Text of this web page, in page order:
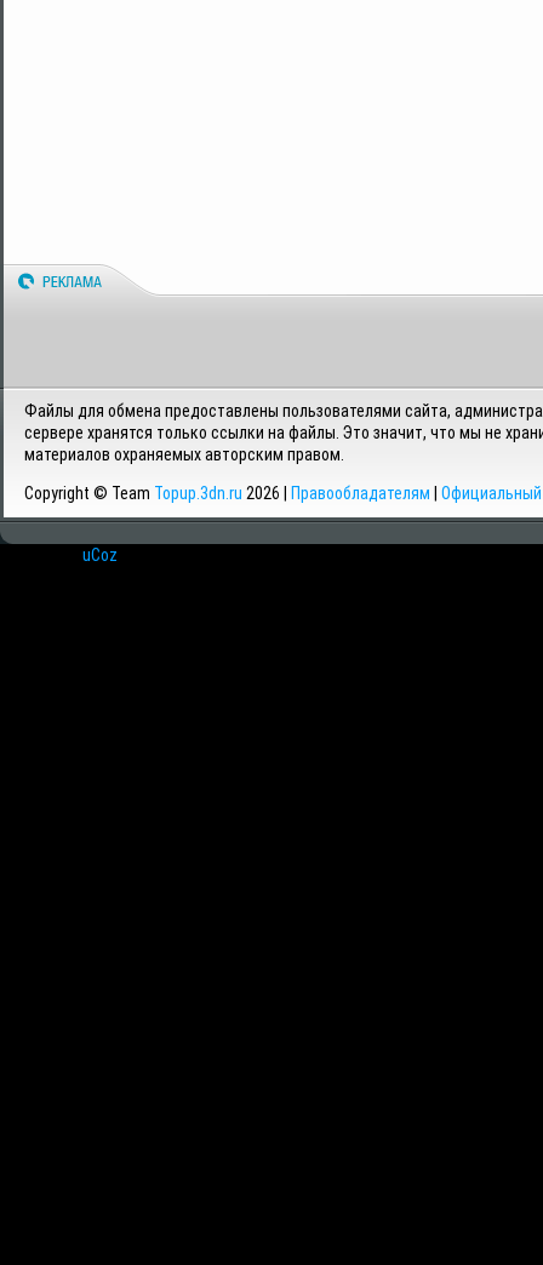
Файлы для обмена предоставлены пользователями сайта,
сервере хранятся только ссылки на файлы. Это значит, что мы не
материалов охраняемых авторским правом.
Copyright © Team Topup.3dn.ru 2026 | Правообладателям Официальный
uCoz